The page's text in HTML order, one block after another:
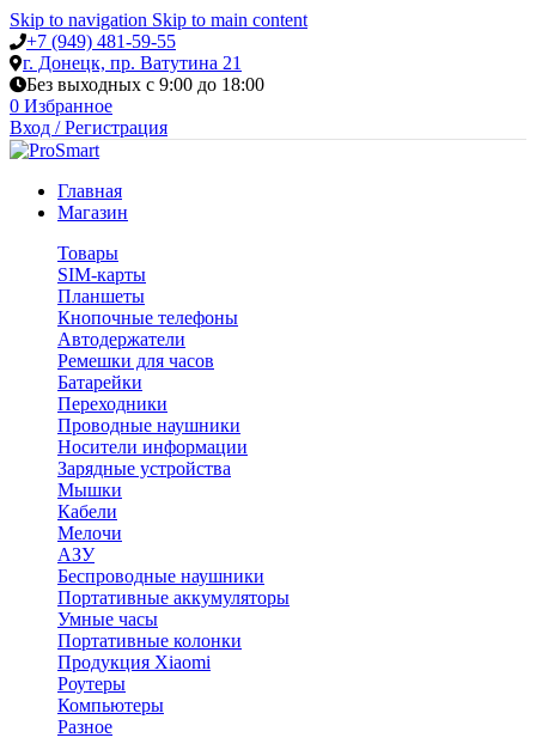
Skip to navigation Skip to main content
+7 (949) 481-59-55
г. Донецк, пр. Ватутина 21
Без выходных с 9:00 до 18:00
0 Избранное
Вход / Регистрация
Главная
Магазин
Товары
SIM-карты
Планшеты
Кнопочные телефоны
Автодержатели
Ремешки для часов
Батарейки
Переходники
Проводные наушники
Носители информации
Зарядные устройства
Мышки
Кабели
Мелочи
АЗУ
Беспроводные наушники
Портативные аккумуляторы
Умные часы
Портативные колонки
Продукция Xiaomi
Роутеры
Компьютеры
Разное